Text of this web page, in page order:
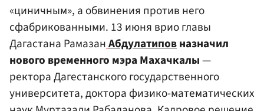
«циничным», а обвинения против него
сфабрикованными. 13 июня врио главы
Дагастана РамазанАбдулатиповназначил
нового временного мэра Махачкалы—
ректора Дагестанского государственного
университета, доктора физико-математических